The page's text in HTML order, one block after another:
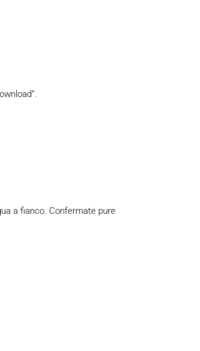
a fianco. Confermate pure